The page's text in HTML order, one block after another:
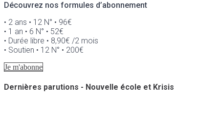
Découvrez nos formules d’abonnement
• 2 ans • 12 N° • 96€
• 1 an • 6 N° • 52€
• Durée libre • 8,90€ /2 mois
• Soutien • 12 N° • 200€
Je m'abonne
Dernières parutions - Nouvelle école et Krisis